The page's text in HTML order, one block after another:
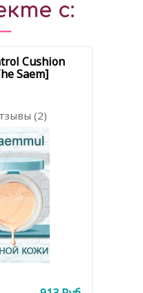
с:
Cushion
Saem]
(2)